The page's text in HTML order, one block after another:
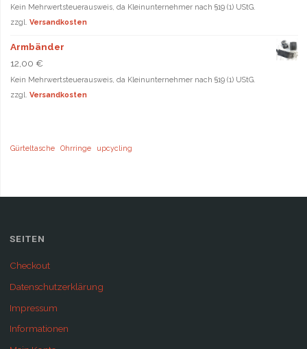
Kein Mehrwertsteuerausweis, da Kleinunternehmer nach §19 (1) UStG.
zzgl. Versandkosten
Armbänder
12,00 €
Kein Mehrwertsteuerausweis, da Kleinunternehmer nach §19 (1) UStG.
zzgl. Versandkosten
Gürteltasche Ohrringe upcycling
SEITEN
Checkout
Datenschutzerklärung
Impressum
Informationen